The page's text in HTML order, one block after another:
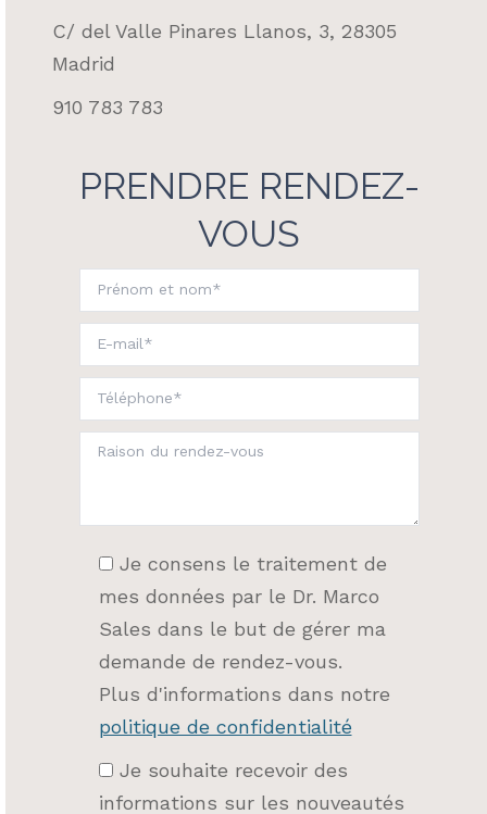
C/ del Valle Pinares Llanos, 3, 28305
Madrid
910 783 783
PRENDRE RENDEZ-
VOUS
Je consens le traitement de
mes données par le Dr. Marco
Sales dans le but de gérer ma
demande de rendez-vous.
Plus d'informations dans notre
politique de confidentialité
Je souhaite recevoir des
informations sur les nouveautés